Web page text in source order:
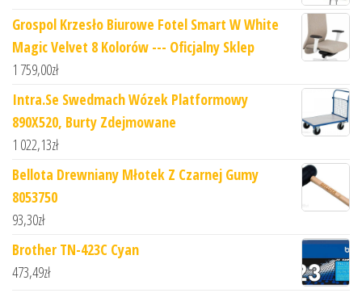
Grospol Krzesło Biurowe Fotel Smart W White
Magic Velvet 8 Kolorów --- Oficjalny Sklep
1 759,00zł
Intra.Se Swedmach Wózek Platformowy
890X520, Burty Zdejmowane
1 022,13zł
Bellota Drewniany Młotek Z Czarnej Gumy
8053750
93,30zł
Brother TN-423C Cyan
473,49zł